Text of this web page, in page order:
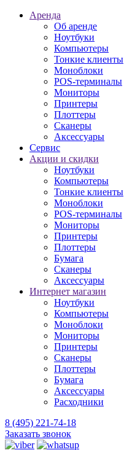
Аренда
Об аренде
Ноутбуки
Компьютеры
Тонкие клиенты
Моноблоки
POS-терминалы
Мониторы
Принтеры
Плоттеры
Сканеры
Аксессуары
Сервис
Акции и скидки
Ноутбуки
Компьютеры
Тонкие клиенты
Моноблоки
POS-терминалы
Мониторы
Принтеры
Плоттеры
Бумага
Сканеры
Аксессуары
Интернет магазин
Ноутбуки
Компьютеры
Моноблоки
Мониторы
Принтеры
Сканеры
Плоттеры
Бумага
Аксессуары
Расходники
8 (495) 221-74-18
Заказать звонок